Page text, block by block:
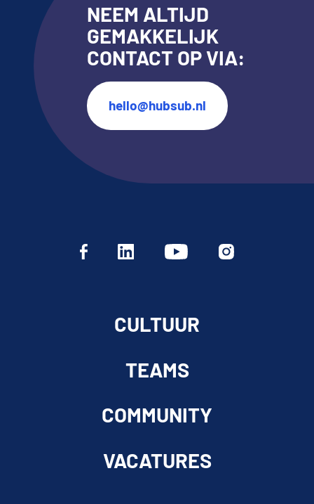
CULTUUR
TEAMS
COMMUNITY
VACATURES
NEEM ALTIJD
GEMAKKELIJK
CONTACT OP VIA:
hello@hubsub.nl